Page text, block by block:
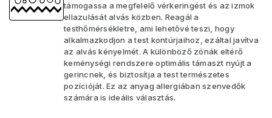
támogassa a megfelelő vérkeringést és az izmok
ellazulását alvás közben. Reagál a
testhőmérsékletre, ami lehetővé teszi, hogy
alkalmazkodjon a test kontúrjaihoz, ezáltal javítva
az alvás kényelmét. A különböző zónák eltérő
keménységi rendszere optimális támaszt nyújt a
gerincnek, és biztosítja a test természetes
pozícióját. Ez az anyag allergiában szenvedők
számára is ideális választás.